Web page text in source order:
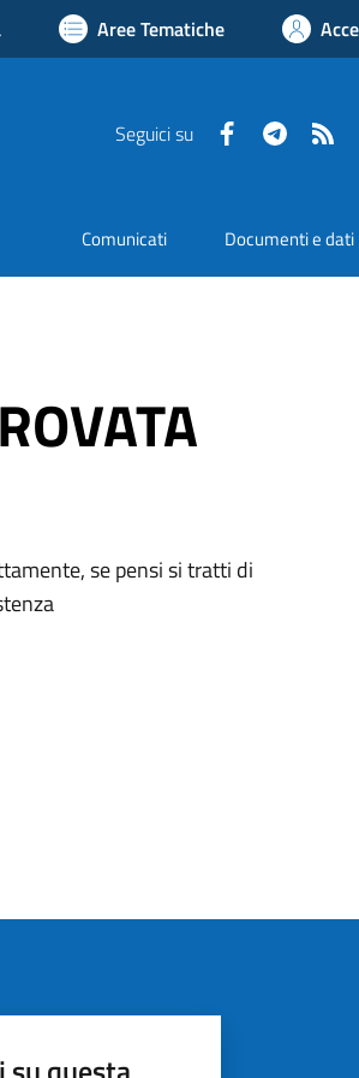
Aree Tematiche
Seguici su FacebookTelegram
Comunicati Documenti e dati
se pensi si tratti di